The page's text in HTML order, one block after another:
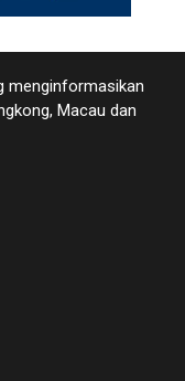
menginformasikan
Macau dan